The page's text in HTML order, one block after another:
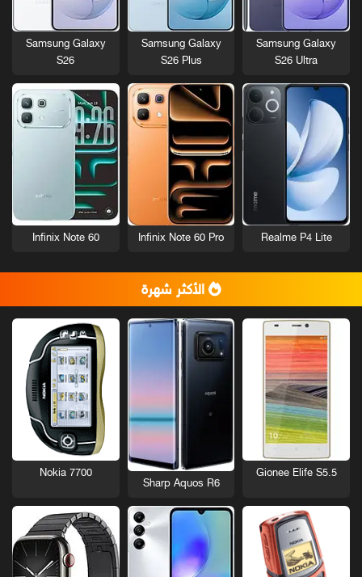
Samsung Galaxy
S26 Ultra
Samsung Galaxy
S26 Plus
Samsung Galaxy
S26
Realme P4 Lite
Infinix Note 60 Pro
Infinix Note 60
الأكثر شهرة
Gionee Elife S5.5
Sharp Aquos R6
Nokia 7700